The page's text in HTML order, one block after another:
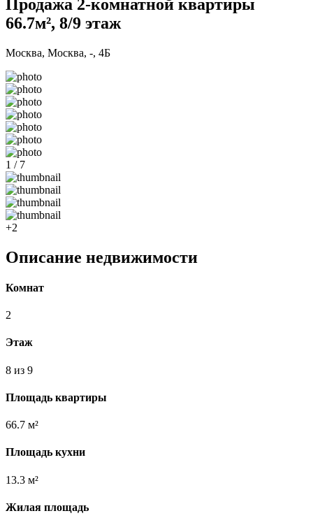
Продажа 2-комнатной квартиры
66.7м², 8/9 этаж
Москва, Москва, -, 4Б
1 / 7
+2
Описание недвижимости
Комнат
2
Этаж
8 из 9
Площадь квартиры
66.7 м²
Площадь кухни
13.3 м²
Жилая площадь